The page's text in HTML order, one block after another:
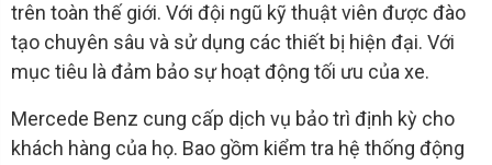
trên toàn thế giới. Với đội ngũ kỹ thuật viên được đào
tạo chuyên sâu và sử dụng các thiết bị hiện đại. Với
mục tiêu là đảm bảo sự hoạt động tối ưu của xe.
Mercede Benz cung cấp dịch vụ bảo trì định kỳ cho
khách hàng của họ. Bao gồm kiểm tra hệ thống động